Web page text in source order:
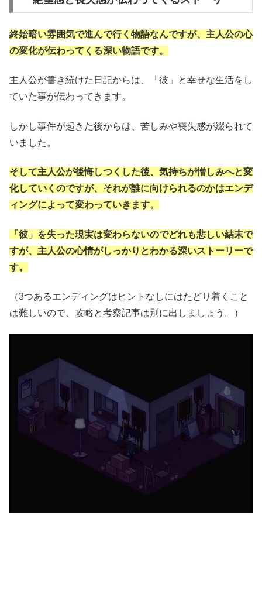
終始暗い雰囲気で進んで行く物語なんですが、主人公の心
の変化が伝わってくる深い物語です。
主人公が書き続けた日記からは、「彼」と幸せな生活をし
ていた事が伝わってきます。
しかし事件が起きた後からは、苦しみや喪失感が綴られて
いました。
そして主人公が後悔しつくした後、気持ちが憎しみへと変
化していくのですが、それが誰に向けられるのかはエンデ
ィングによって変わっていきます。
「彼」を失った現実は変わらないのでどれも悲しい結末で
すが、主人公の心情がしっかりとわかる深いストーリーで
す。
（3つあるエンディングはヒントなしにはたどり着くこと
は難しいので、攻略と考察記事は別に出しましょう。）